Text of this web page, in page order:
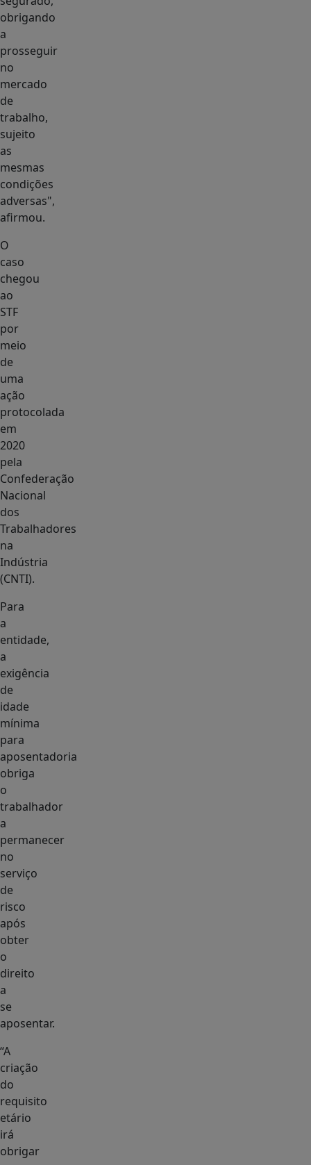
obrigando
a
prosseguir
no
mercado
de
trabalho,
sujeito
as
mesmas
condições
adversas",
afirmou.
O
caso
chegou
ao
STF
por
meio
de
uma
ação
protocolada
em
2020
pela
Confederação
Nacional
dos
Trabalhadores
na
Indústria
(CNTI).
Para
a
entidade,
a
exigência
de
idade
mínima
para
aposentadoria
obriga
o
trabalhador
a
permanecer
no
serviço
de
risco
após
obter
o
direito
a
se
aposentar.
“A
criação
do
requisito
etário
irá
obrigar